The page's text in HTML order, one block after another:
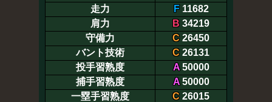
走力
F11682
肩力
B 34219
守備力
C 26450
バント技術
C 26131
投手習熟度
A50000
捕手習熟度
A50000
一塁手習熟度
C 26015